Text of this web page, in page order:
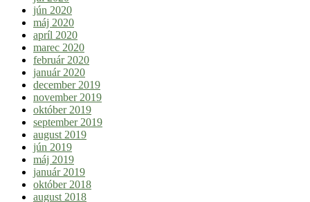
jún 2020
máj 2020
apríl 2020
marec 2020
február 2020
január 2020
december 2019
november 2019
október 2019
september 2019
august 2019
jún 2019
máj 2019
január 2019
október 2018
august 2018